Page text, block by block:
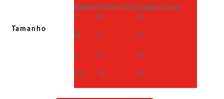
Tamanho
BásicaAltura (cm) Largura (cm)
P
69
50
M
71
53
G
72
56
GG
74 59